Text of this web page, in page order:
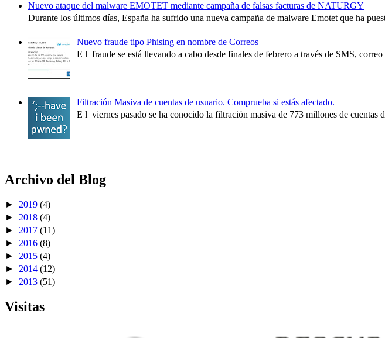
Nuevo ataque del malware EMOTET mediante campaña de falsas facturas de NATURGY
Durante los últimos días, España ha sufrido una nueva campaña de malware Emotet que ha
Nuevo fraude tipo Phising en nombre de Correos
E l fraude se está llevando a cabo desde finales de febrero a través de SMS,
Filtración Masiva de cuentas de usuario. Comprueba si estás afectado.
E l viernes pasado se ha conocido la filtración masiva de 773 millones de cuentas
Archivo del Blog
► 2019 (4)
► 2018 (4)
► 2017 (11)
► 2016 (8)
► 2015 (4)
►
2014 (12)
► 2013 (51)
Visitas